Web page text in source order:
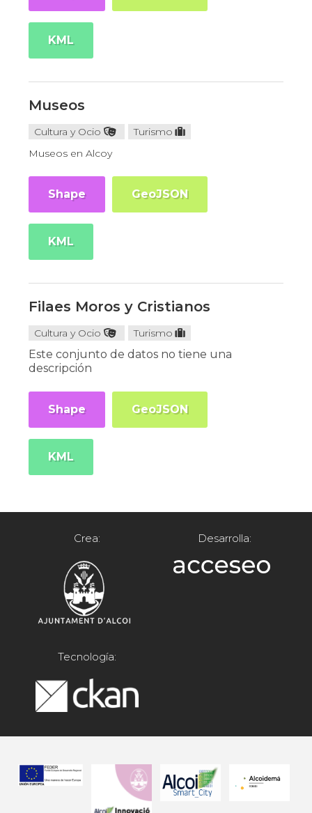
KML
Museos
Cultura y Ocio
Turismo
Museos en Alcoy
Shape GeoJSON
KML
Filaes Moros y Cristianos
Cultura y Ocio Turismo
Este conjunto de datos no tiene una
descripción
Shape GeoJSON
KML
Crea: Desarrolla:
Tecnología: